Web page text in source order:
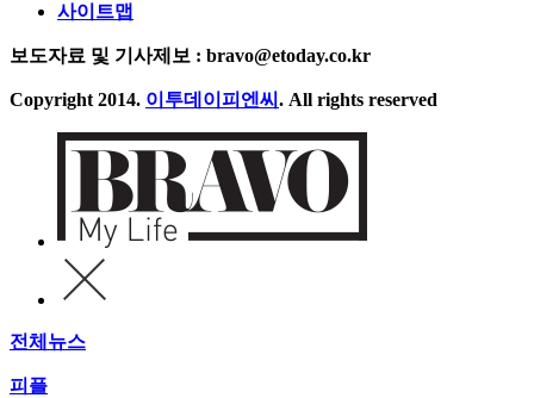
사이트맵
보도자료 및 기사제보 : bravo@etoday.co.kr
Copyright 2014. 이투데이피엔씨 . All rights reserved
전체뉴스
피플